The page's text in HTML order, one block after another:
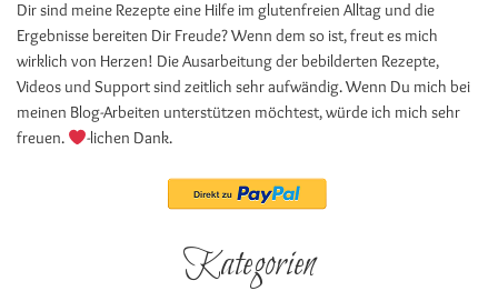
Dir sind meine Rezepte eine Hilfe im glutenfreien Alltag und die
Ergebnisse bereiten Dir Freude? Wenn dem so ist, freut es mich
wirklich von Herzen! Die Ausarbeitung der bebilderten Rezepte,
Videos und Support sind zeitlich sehr aufwändig. Wenn Du mich bei
meinen Blog-Arbeiten unterstützen möchtest, würde ich mich sehr
freuen.
-lichen Dank.
Kategorien